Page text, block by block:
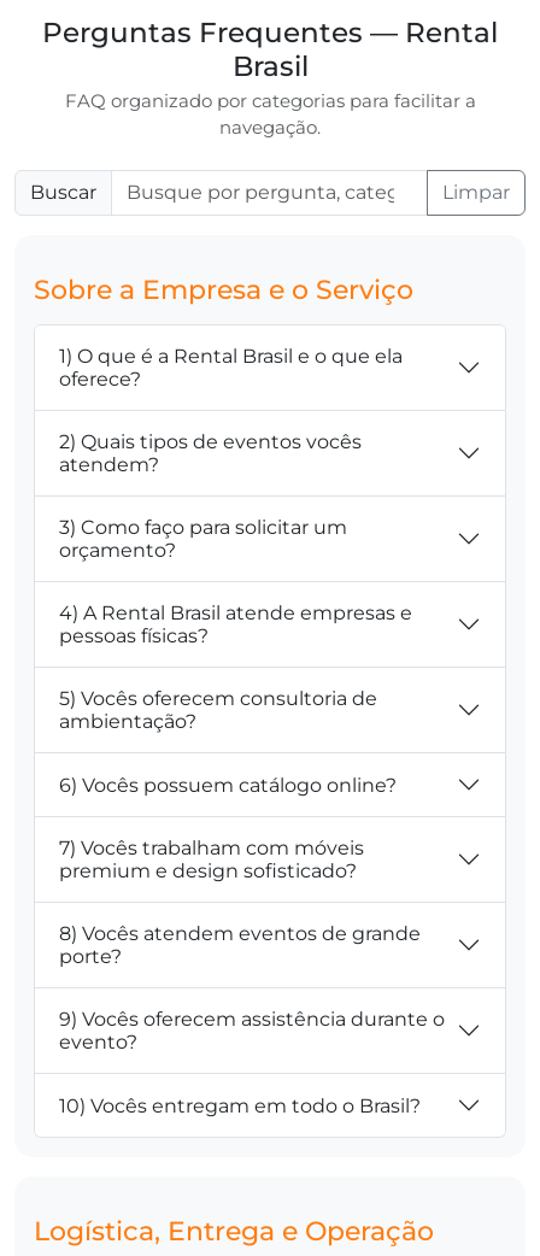
Perguntas Frequentes — Rental
Brasil
FAQ organizado por categorias para facilitar a
navegação.
Buscar Limpar
Sobre a Empresa e o Serviço
1) O que é a Rental Brasil e o que ela
oferece?
2) Quais tipos de eventos vocês
atendem?
3) Como faço para solicitar um
orçamento?
4) A Rental Brasil atende empresas e
pessoas físicas?
5) Vocês oferecem consultoria de
ambientação?
6) Vocês possuem catálogo online?
7) Vocês trabalham com móveis
premium e design sofisticado?
8) Vocês atendem eventos de grande
porte?
9) Vocês oferecem assistência durante o
evento?
10) Vocês entregam em todo o Brasil?
Logística, Entrega e Operação